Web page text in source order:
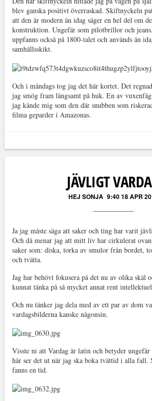
blev ganska positivt överraskad. Skiftnyckeln
att den är modern än idag säger en hel del om
konstruktion. Ungefär som pilotbrillor och
uppfanns också på 1800-talet och används än
samhällsskikt.
Och i måndags tog jag det här kortet. Det
jag smög fram långsamt på huk. En av
jag kände mig som den där snubben som
filma geparder i Amazonas.
JÄVLIGT
HEJ SONJA 9:40 18 APR
Ja jag måste säga att saker och ting har varit
Och då menar jag att mitt liv har cirkulerat
saker som: diska, torka av smulor från bordet,
och tvätta.
Jag har behövt fokusera på det nu av olika skäl
kunnat tänka på så mycket annat rent
Och nu tänker jag dela med av ett par av dom
vardagsbilderna kanske någonsin.
Visste ni att Vardag är latin och betyder ungefär
här ser det ut när jag ska boka tvättid i alla fall.
fanns en tid.